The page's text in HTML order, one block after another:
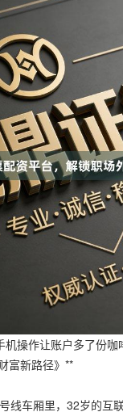
机操作让账户多了份
富新路径》**
线车厢里，32岁的互